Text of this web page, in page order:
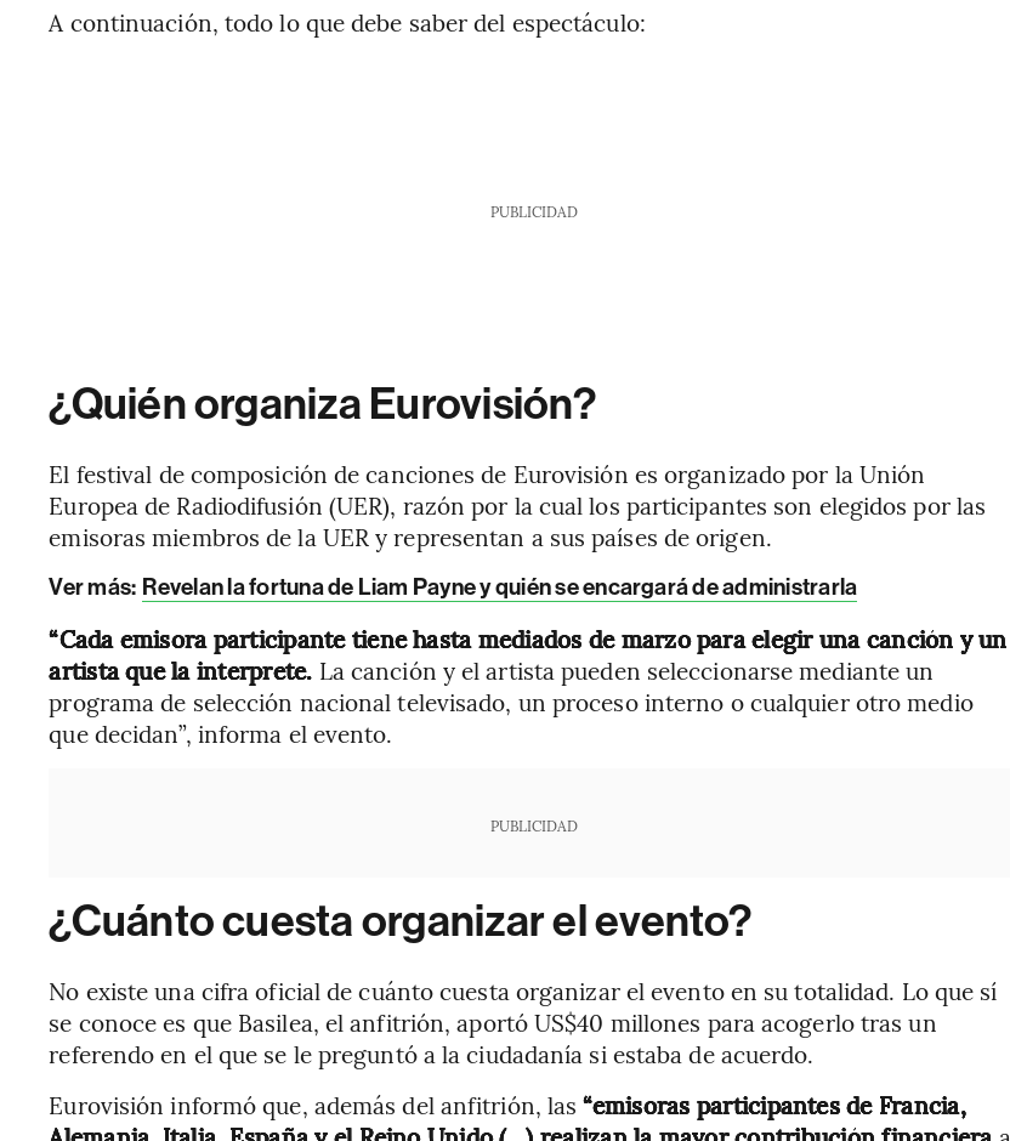
A continuación, todo lo que debe saber del espectáculo:
PUBLICIDAD
¿Quién organiza Eurovisión?
El festival de composición de canciones de Eurovisión es organizado por la Unión
Europea de Radiodifusión (UER), razón por la cual los participantes son elegidos por las
emisoras miembros de la UER y representan a sus países de origen.
Ver más: Revelan la fortuna de Liam Payne y quién se encargará de administrarla
“Cada emisora ​​participante tiene hasta mediados de marzo para elegir una canción y un
artista que la interprete. La canción y el artista pueden seleccionarse mediante un
programa de selección nacional televisado, un proceso interno o cualquier otro medio
que decidan”, informa el evento.
PUBLICIDAD
¿Cuánto cuesta organizar el evento?
No existe una cifra oficial de cuánto cuesta organizar el evento en su totalidad. Lo que sí
se conoce es que Basilea, el anfitrión, aportó US$40 millones para acogerlo tras un
referendo en el que se le preguntó a la ciudadanía si estaba de acuerdo.
Eurovisión informó que, además del anfitrión, las “emisoras participantes de Francia,